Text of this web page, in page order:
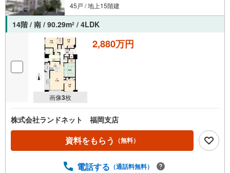
45戸 / 地上15階建
14階 / 南 / 90.29m2 / 4LDK
画像3枚
2,880万円
株式会社ランドネット 福岡支店
資料をもらう （無料）
電話する （通話料無料）